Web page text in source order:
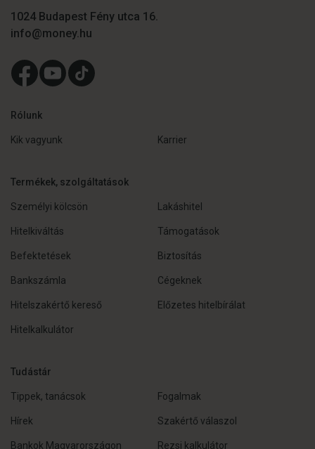
1024 Budapest Fény utca 16.
info@money.hu
Rólunk
Kik vagyunk Karrier
Termékek, szolgáltatások
Személyi kölcsön Lakáshitel
Hitelkiváltás Támogatások
Befektetések Biztosítás
Bankszámla Cégeknek
Hitelszakértő kereső Előzetes hitelbírálat
Hitelkalkulátor
Tudástár
Tippek, tanácsok Fogalmak
Hírek Szakértő válaszol
Bankok Magyarországon Rezsi kalkulátor